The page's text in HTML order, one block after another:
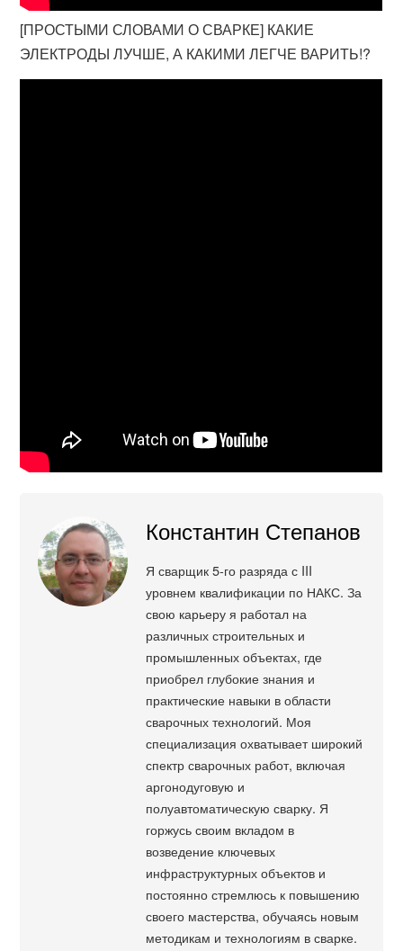
[ПРОСТЫМИ СЛОВАМИ О СВАРКЕ] КАКИЕ
ЭЛЕКТРОДЫ ЛУЧШЕ, А КАКИМИ ЛЕГЧЕ ВАРИТЬ!?
Константин Степанов
Я сварщик 5-го разряда с III
уровнем квалификации по НАКС. За
свою карьеру я работал на
различных строительных и
промышленных объектах, где
приобрел глубокие знания и
практические навыки в области
сварочных технологий. Моя
специализация охватывает широкий
спектр сварочных работ, включая
аргонодуговую и
полуавтоматическую сварку. Я
горжусь своим вкладом в
возведение ключевых
инфраструктурных объектов и
постоянно стремлюсь к повышению
своего мастерства, обучаясь новым
методикам и технологиям в сварке.